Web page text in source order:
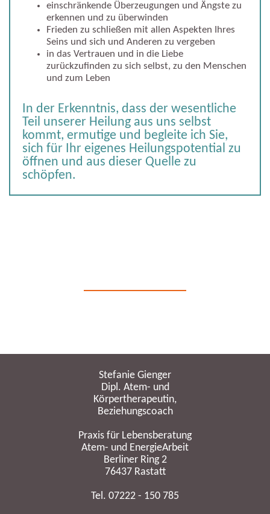
einschränkende Überzeugungen und Ängste zu
erkennen und zu überwinden
Frieden zu schließen mit allen Aspekten Ihres
Seins und sich und Anderen zu vergeben
in das Vertrauen und in die Liebe
zurückzufinden zu sich selbst, zu den Menschen
und zum Leben
In der Erkenntnis, dass der wesentliche
Teil unserer Heilung aus uns selbst
kommt, ermutige und begleite ich Sie,
sich für Ihr eigenes Heilungspotential zu
öffnen und aus dieser Quelle zu
schöpfen.
Stefanie Gienger
Dipl. Atem- und
Körpertherapeutin,
Beziehungscoach
Praxis für Lebensberatung
Atem- und EnergieArbeit
Berliner Ring 2
76437 Rastatt
Tel. 07222 - 150 785